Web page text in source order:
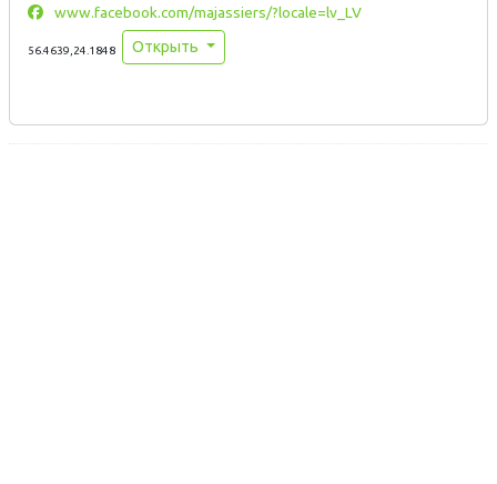
www.facebook.com/majassiers/?locale=lv_LV
56.4639,24.1848 Открыть